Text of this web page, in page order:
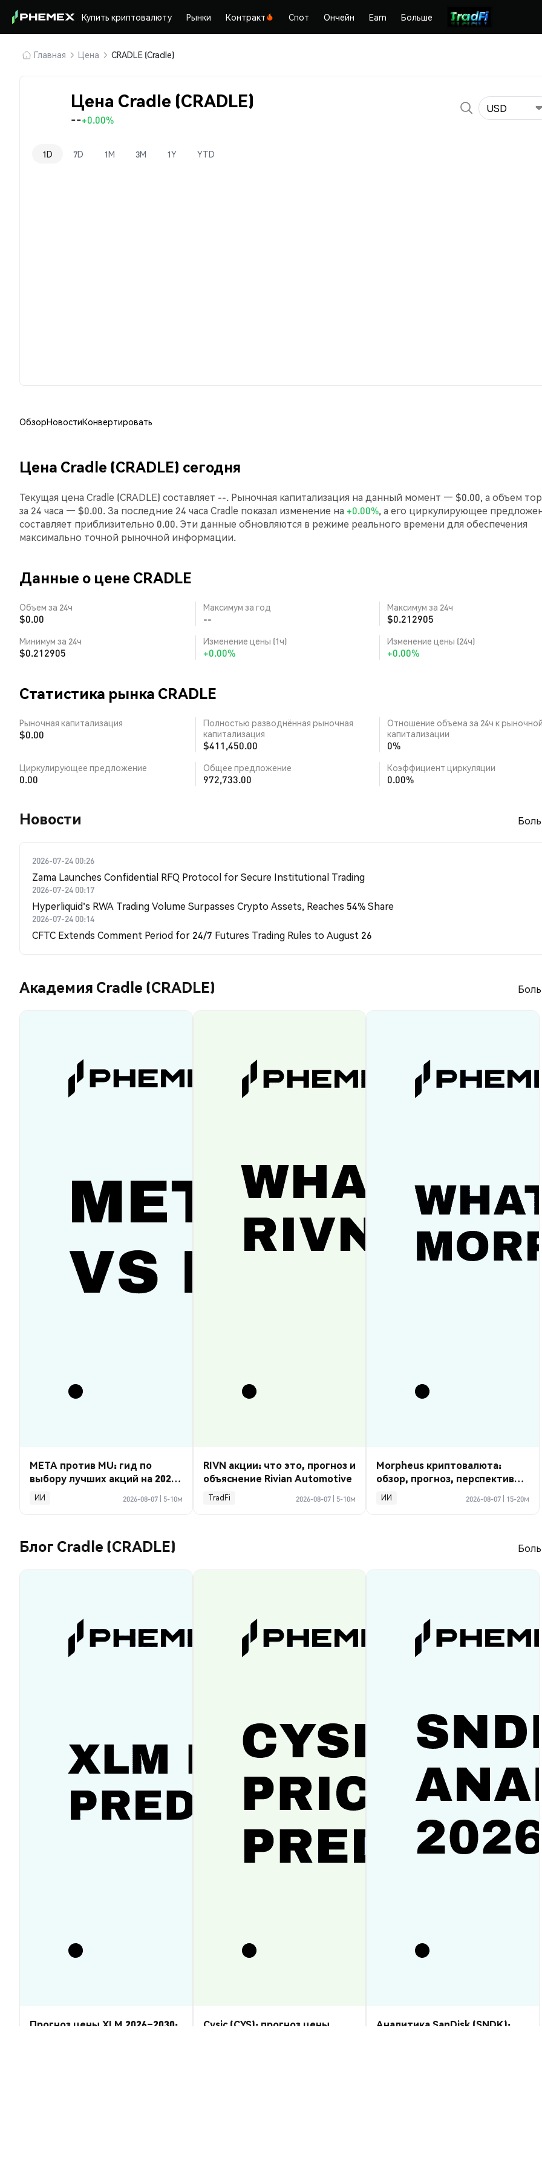
Купить криптовалюту Рынки Контракт Спот Ончейн Earn Больше
Главная Цена CRADLE (Cradle)
Цена Cradle (CRADLE)
--+0.00%
USD
1D 7D 1M 3M 1Y YTD
ОбзорНовостиКонвертировать
Цена Cradle (CRADLE) сегодня
Текущая цена Cradle (CRADLE) составляет --. Рыночная капитализация на данный момент — $0.00, а объем
за 24 часа — $0.00. За последние 24 часа Cradle показал изменение на +0.00%, а его циркулирующее
составляет приблизительно 0.00. Эти данные обновляются в режиме реального времени для обеспечения
максимально точной рыночной информации.
Данные о цене CRADLE
Объем за 24ч
$0.00
Максимум за год
--
Максимум за 24ч
$0.212905
Минимум за 24ч
$0.212905
Изменение цены (1ч)
+0.00%
Изменение цены (24ч)
+0.00%
Статистика рынка CRADLE
Рыночная капитализация
$0.00
Полностью разводнённая рыночная
капитализация
$411,450.00
Отношение объема за 24ч к
капитализации
0%
Циркулирующее предложение
0.00
Общее предложение
972,733.00
Коэффициент циркуляции
0.00%
Новости
2026-07-24 00:26
Zama Launches Confidential RFQ Protocol for Secure Institutional Trading
2026-07-24 00:17
Hyperliquid's RWA Trading Volume Surpasses Crypto Assets, Reaches 54% Share
2026-07-24 00:14
CFTC Extends Comment Period for 24/7 Futures Trading Rules to August 26
Академия Cradle (CRADLE)
META против MU: гид по
выбору лучших акций на 2026
год
ИИ 2026-08-07 5-10м
RIVN акции: что это, прогноз и
объяснение Rivian Automotive
TradFi 2026-08-07 5-10м
Morpheus криптовалюта:
обзор, прогноз, перспективы
2026
ИИ 2026-08-07 15-20м
Блог Cradle (CRADLE)
Прогноз цены XLM 2026–2030:
Cysic (CYS): прогноз цены
Аналитика SanDisk (SNDK):